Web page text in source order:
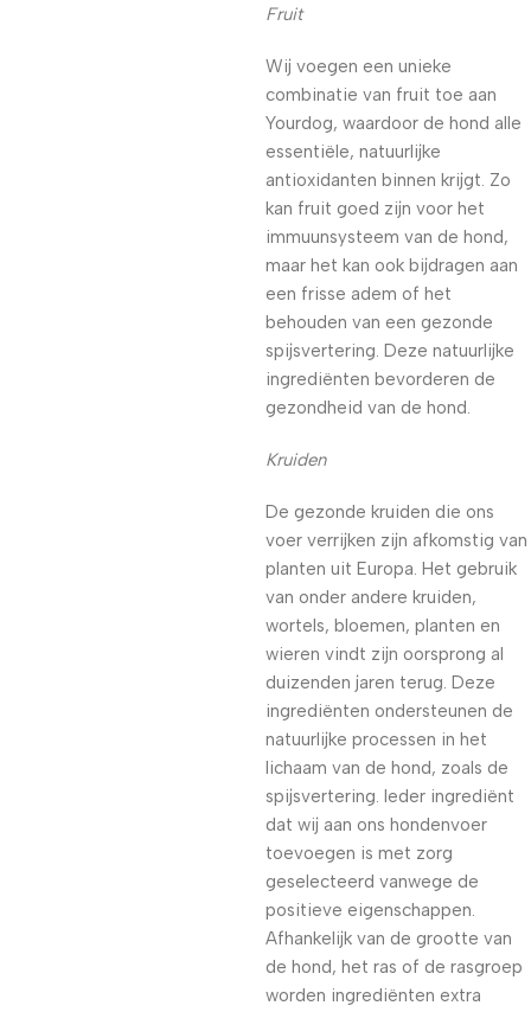
Fruit
Wij voegen een unieke
combinatie van fruit toe aan
Yourdog, waardoor de hond alle
essentiële, natuurlijke
antioxidanten binnen krijgt. Zo
kan fruit goed zijn voor het
immuunsysteem van de hond,
maar het kan ook bijdragen aan
een frisse adem of het
behouden van een gezonde
spijsvertering. Deze natuurlijke
ingrediënten bevorderen de
gezondheid van de hond.
Kruiden
De gezonde kruiden die ons
voer verrijken zijn afkomstig van
planten uit Europa. Het gebruik
van onder andere kruiden,
wortels, bloemen, planten en
wieren vindt zijn oorsprong al
duizenden jaren terug. Deze
ingrediënten ondersteunen de
natuurlijke processen in het
lichaam van de hond, zoals de
spijsvertering. Ieder ingrediënt
dat wij aan ons hondenvoer
toevoegen is met zorg
geselecteerd vanwege de
positieve eigenschappen.
Afhankelijk van de grootte van
de hond, het ras of de rasgroep
worden ingrediënten extra